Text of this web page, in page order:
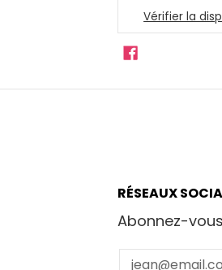
Vérifier la
RÉSEAUX
Abonnez-
Email